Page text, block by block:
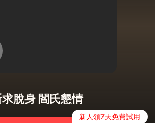
脫身 閻氏懇情
新人領7天免費試用